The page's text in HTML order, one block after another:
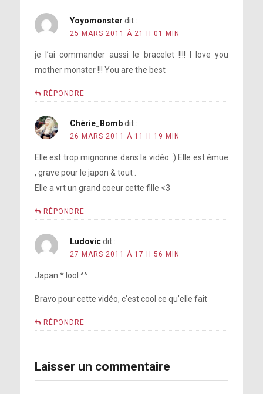
Yoyomonster dit :
25 MARS 2011 À 21 H 01 MIN
je l’ai commander aussi le bracelet !!!! I love you
mother monster !!! You are the best
RÉPONDRE
Chérie_Bomb dit :
26 MARS 2011 À 11 H 19 MIN
Elle est trop mignonne dans la vidéo :) Elle est émue
, grave pour le japon & tout .
Elle a vrt un grand coeur cette fille <3
RÉPONDRE
Ludovic dit :
27 MARS 2011 À 17 H 56 MIN
Japan * lool ^^
Bravo pour cette vidéo, c’est cool ce qu’elle fait
RÉPONDRE
Laisser un commentaire